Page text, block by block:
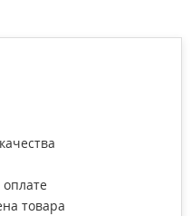
товара